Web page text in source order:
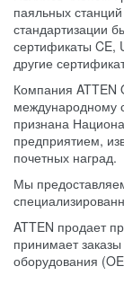
паяльных
стандартизации
сертификаты CE,
другие
Компания
международному
признана
предприятием,
почетных наград.
Мы
ATTEN продает
принимает
оборудования